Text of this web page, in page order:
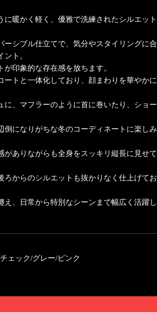
に暖かく軽く、優雅で洗練されたシルエッ
ーシブル仕立てで、気分やスタイリングに
ト。
印象的な存在感を放ちます。
ートと一体化しており、顔まわりを華やか
に、マフラーのように首に巻いたり、ショ
になりがちな冬のコーディネートに楽しみ
がありながらも全身をスッキリ縦長に見せ
からのシルエットも抜かりなく仕上げて
え、日常から特別なシーンまで幅広く活躍
ェック/グレー/ピンク